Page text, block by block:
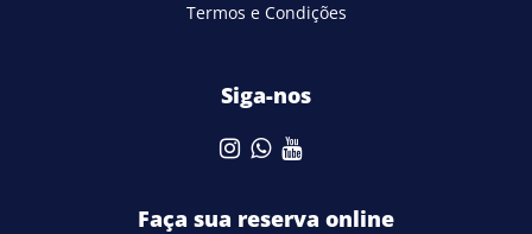
Termos e Condições
Siga-nos
Faça sua reserva online